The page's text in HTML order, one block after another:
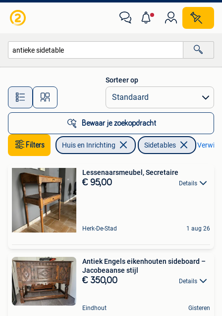
Alle afstanden…
Sorteer op
Bewaar je zoekopdracht
Filters Huis en Inrichting Sidetables
Lessenaarsmeubel, Secretaire
€ 95,00 Details
Herk-De-Stad 1 aug 26
Antiek Engels eikenhouten sideboard –
Jacobeaanse stijl
€ 350,00 Details
Eindhout Gisteren